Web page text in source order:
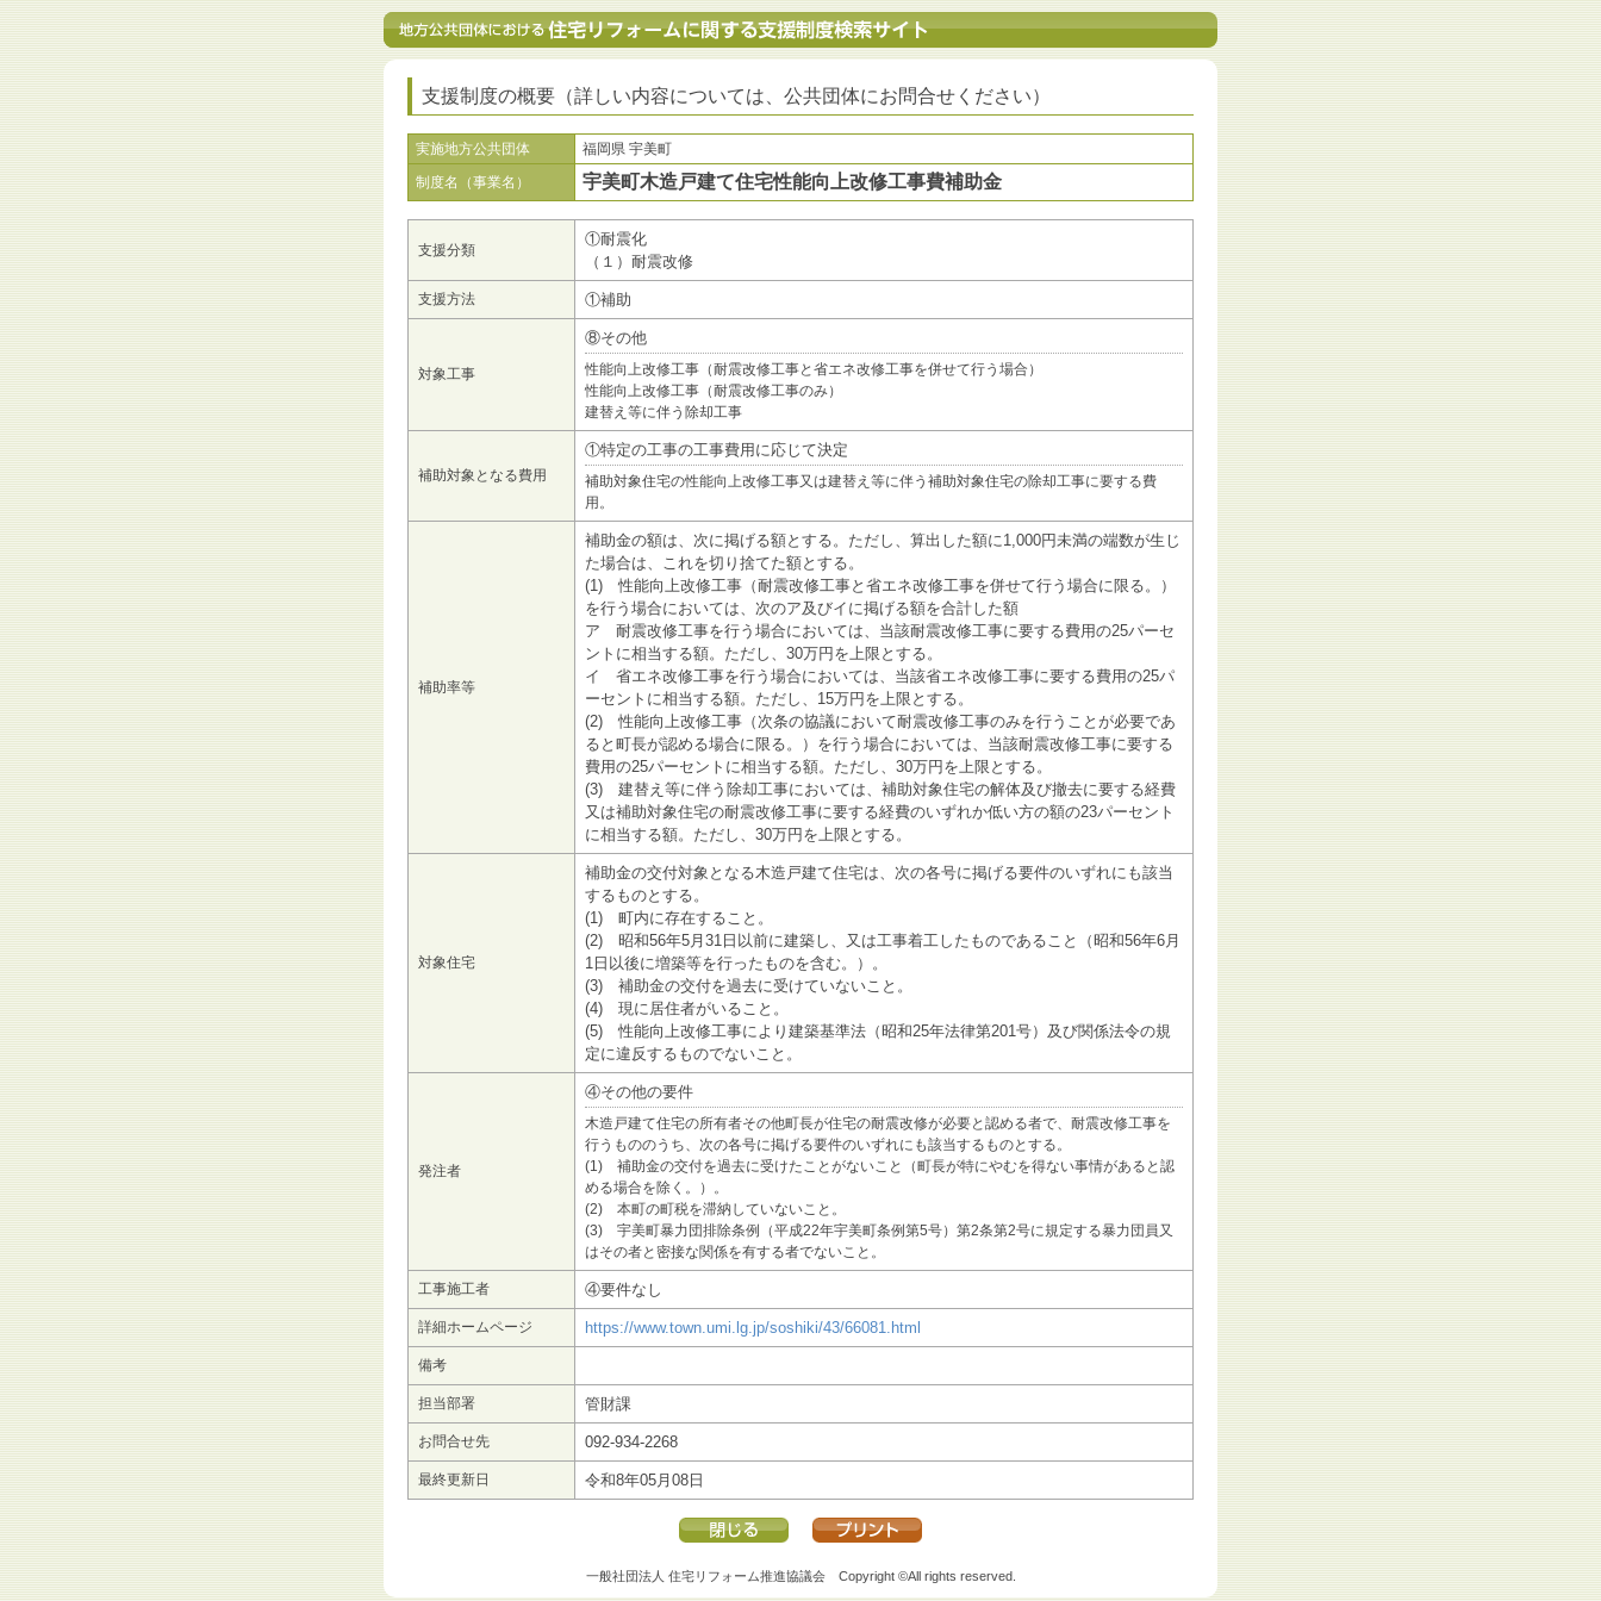
支援制度の概要（詳しい内容については、公共団体にお問合せください）
実施地方公共団体
福岡県 宇美町
制度名（事業名）
宇美町木造戸建て住宅性能向上改修工事費補助金
支援分類
①耐震化
（１）耐震改修
支援方法 ①補助
対象工事
⑧その他
性能向上改修工事（耐震改修工事と省エネ改修工事を併せて行う場合）
性能向上改修工事（耐震改修工事のみ）
建替え等に伴う除却工事
補助対象となる費用
①特定の工事の工事費用に応じて決定
補助対象住宅の性能向上改修工事又は建替え等に伴う補助対象住宅の除却工事に要する費
用。
補助率等
補助金の額は、次に掲げる額とする。ただし、算出した額に1,000円未満の端数が生じ
た場合は、これを切り捨てた額とする。
(1) 性能向上改修工事（耐震改修工事と省エネ改修工事を併せて行う場合に限る。）
を行う場合においては、次のア及びイに掲げる額を合計した額
ア 耐震改修工事を行う場合においては、当該耐震改修工事に要する費用の25パーセ
ントに相当する額。ただし、30万円を上限とする。
イ 省エネ改修工事を行う場合においては、当該省エネ改修工事に要する費用の25パ
ーセントに相当する額。ただし、15万円を上限とする。
(2) 性能向上改修工事（次条の協議において耐震改修工事のみを行うことが必要であ
ると町長が認める場合に限る。）を行う場合においては、当該耐震改修工事に要する
費用の25パーセントに相当する額。ただし、30万円を上限とする。
(3) 建替え等に伴う除却工事においては、補助対象住宅の解体及び撤去に要する経費
又は補助対象住宅の耐震改修工事に要する経費のいずれか低い方の額の23パーセント
に相当する額。ただし、30万円を上限とする。
対象住宅
補助金の交付対象となる木造戸建て住宅は、次の各号に掲げる要件のいずれにも該当
するものとする。
(1) 町内に存在すること。
(2) 昭和56年5月31日以前に建築し、又は工事着工したものであること（昭和56年6月
1日以後に増築等を行ったものを含む。）。
(3) 補助金の交付を過去に受けていないこと。
(4) 現に居住者がいること。
(5) 性能向上改修工事により建築基準法（昭和25年法律第201号）及び関係法令の規
定に違反するものでないこと。
発注者
④その他の要件
木造戸建て住宅の所有者その他町長が住宅の耐震改修が必要と認める者で、耐震改修工事を
行うもののうち、次の各号に掲げる要件のいずれにも該当するものとする。
(1) 補助金の交付を過去に受けたことがないこと（町長が特にやむを得ない事情があると認
める場合を除く。）。
(2) 本町の町税を滞納していないこと。
(3) 宇美町暴力団排除条例（平成22年宇美町条例第5号）第2条第2号に規定する暴力団員又
はその者と密接な関係を有する者でないこと。
工事施工者 ④要件なし
詳細ホームページ https://www.town.umi.lg.jp/soshiki/43/66081.html
備考
担当部署 管財課
お問合せ先 092-934-2268
最終更新日 令和8年05月08日
一般社団法人 住宅リフォーム推進協議会Copyright ©All rights reserved.